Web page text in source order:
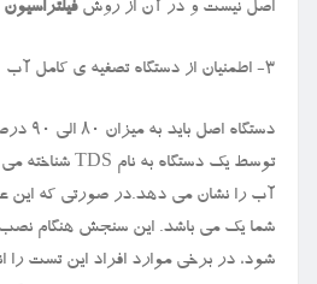
اصل نیست و در آن از روش فیلتراسیون
3- اطمنیان از دستگاه تصفیه ی کامل آب
دستگاه
توسط یک دستگاه به نام TDS شناخته
آب را نشان می دهد.در صورتی که این
شما یک می باشد. این سنجش هنگام نصب
شود، در برخی موارد افراد این تست را